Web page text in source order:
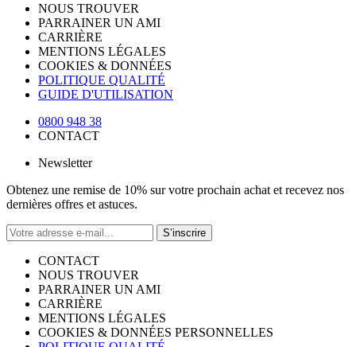
NOUS TROUVER
PARRAINER UN AMI
CARRIÈRE
MENTIONS LÉGALES
COOKIES & DONNÉES
POLITIQUE QUALITÉ
GUIDE D'UTILISATION
0800 948 38
CONTACT
Newsletter
Obtenez une remise de 10% sur votre prochain achat et recevez nos
dernières offres et astuces.
S’inscrire
CONTACT
NOUS TROUVER
PARRAINER UN AMI
CARRIÈRE
MENTIONS LÉGALES
COOKIES & DONNÉES PERSONNELLES